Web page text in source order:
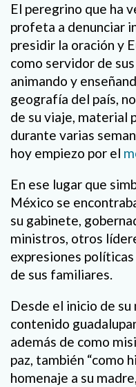
El peregrino que ha
profeta a denunciar
presidir la oración y
como servidor de
animando y
geografía del país,
de su viaje, material
durante varias
hoy empiezo por el
En ese lugar que
México se
su gabinete,
ministros, otros
expresiones
de sus familiares.
Desde el inicio de
contenido
además de como
paz, también “como
homenaje a su